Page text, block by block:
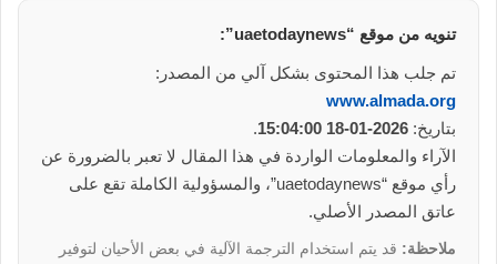
تنويه من موقع “uaetodaynews”:
تم جلب هذا المحتوى بشكل آلي من المصدر:
www.almada.org
بتاريخ: 2026-01-18 15:04:00
.
الآراء والمعلومات الواردة في هذا المقال لا تعبر بالضرورة عن
رأي موقع “uaetodaynews”، والمسؤولية الكاملة تقع على
عاتق المصدر الأصلي.
ملاحظة: قد يتم استخدام الترجمة الآلية في بعض الأحيان لتوفير